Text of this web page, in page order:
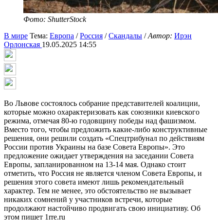
Фото: ShutterStock
В мире Тема: Европа /Россия /Скандалы /Автор: Ирэн
Орлонская 19.05.2025 14:55
Во Львове состоялось собрание представителей коалиции,
которые можно охарактеризовать как союзники киевского
режима, отмечая 80-ю годовщину победы над фашизмом.
Вместо того, чтобы предложить какие-либо конструктивные
решения, они решили создать «Спецтрибунал по действиям
России против Украины на базе Совета Европы». Это
предложение ожидает утверждения на заседании Совета
Европы, запланированном на 13-14 мая. Однако стоит
отметить, что Россия не является членом Совета Европы, и
решения этого совета имеют лишь рекомендательный
характер. Тем не менее, это обстоятельство не вызывает
никаких сомнений у участников встречи, которые
продолжают настойчиво продвигать свою инициативу. Об
этом пишет 1rre.ru